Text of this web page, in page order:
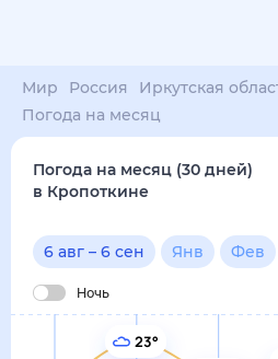
Мир Россия Иркутская
Погода на месяц
Погода на месяц (30 дней)
в Кропоткине
6 авг – 6 сен Янв Фев
Ночь
23°